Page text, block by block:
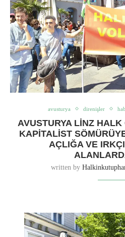
avusturya direnişler
AVUSTURYA LINZ
KAPITALIST
AÇLIĞA VE
written by